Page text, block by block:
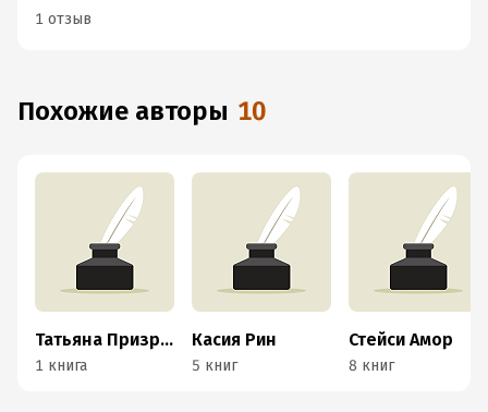
1 отзыв
Похожие авторы 10
Татьяна Призрачная
1 книга
Касия Рин
5 книг
Стейси Амор
8 книг